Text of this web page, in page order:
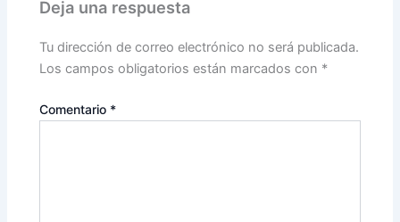
Deja una respuesta
Tu dirección de correo electrónico no será publicada.
Los campos obligatorios están marcados con *
Comentario *